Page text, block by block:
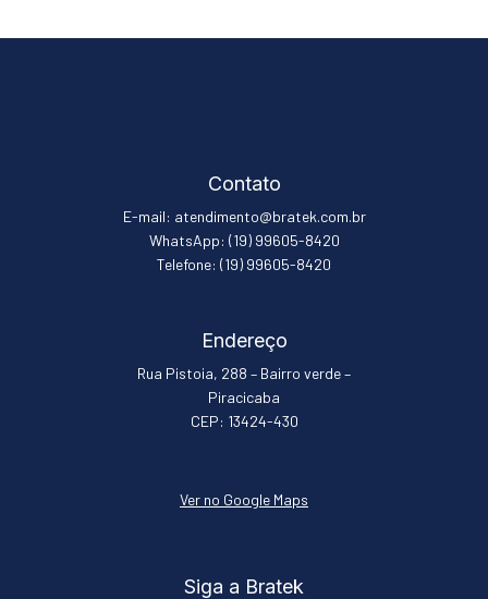
Contato
E-mail: atendimento@bratek.com.br
WhatsApp: (19) 99605-8420
Telefone: (19) 99605-8420
Endereço
Rua Pistoia, 288 – Bairro verde –
Piracicaba
CEP: 13424-430
Ver no Google Maps
Siga a Bratek